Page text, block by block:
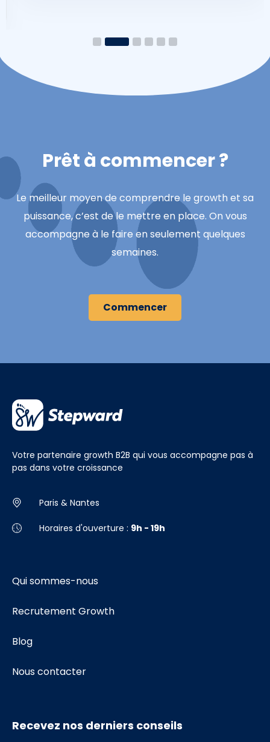
3 4 5 6
Prêt à commencer ?
Le meilleur moyen de comprendre le growth et sa
puissance, c’est de le mettre en place. On vous
accompagne à le faire en seulement quelques
semaines.
Commencer
Votre partenaire growth B2B qui vous accompagne pas à
pas dans votre croissance
Paris & Nantes
Horaires d'ouverture : 9h - 19h
Qui sommes-nous
Recrutement Growth
Blog
Nous contacter
Recevez nos derniers conseils